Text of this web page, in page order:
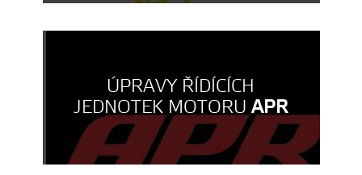
ÚPRAVY ŘÍDÍCÍCH
JEDNOTEK MOTORUAPR